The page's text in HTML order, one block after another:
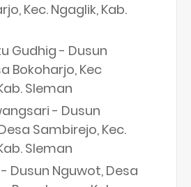
Kec. Ngaglik, Kab.
Gudhig - Dusun
Bokoharjo, Kec
Sleman
- Dusun
Sambirejo, Kec.
Sleman
Dusun Nguwot, Desa